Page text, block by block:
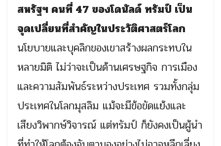
สหรัฐฯ คนที่ 47 ของโดนัลด์ ทรัมป์ เป็น
จุดเปลี่ยนที่สำคัญในประวัติศาสตร์โลก
นโยบายและบุคลิกของเขาสร้างผลกระทบใน
หลายมิติ ไม่ว่าจะเป็นด้านเศรษฐกิจ การเมือง
และความสัมพันธ์ระหว่างประเทศ รวมทั้งกลุ่ม
ประเทศในโลกมุสลิม แม้จะมีข้อขัดแย้งและ
เสียงวิพากษ์วิจารณ์ แต่ทรัมป์ ก็ยังคงเป็นผู้นำ